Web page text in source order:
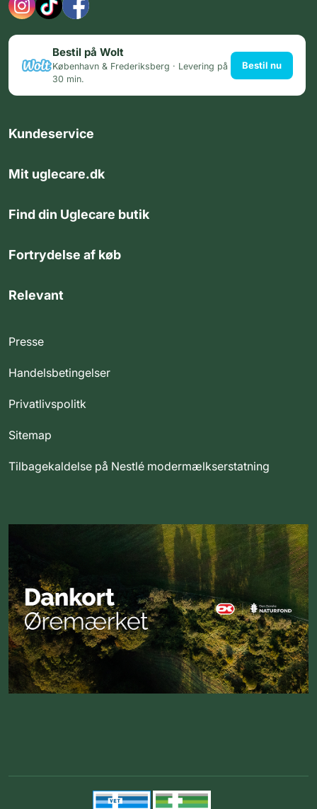
Bestil på Wolt
København & Frederiksberg · Levering på
30 min.
Bestil nu
Kundeservice
Mit uglecare.dk
Find din Uglecare butik
Fortrydelse af køb
Relevant
Presse
Handelsbetingelser
Privatlivspolitk
Sitemap
Tilbagekaldelse på Nestlé modermælkserstatning